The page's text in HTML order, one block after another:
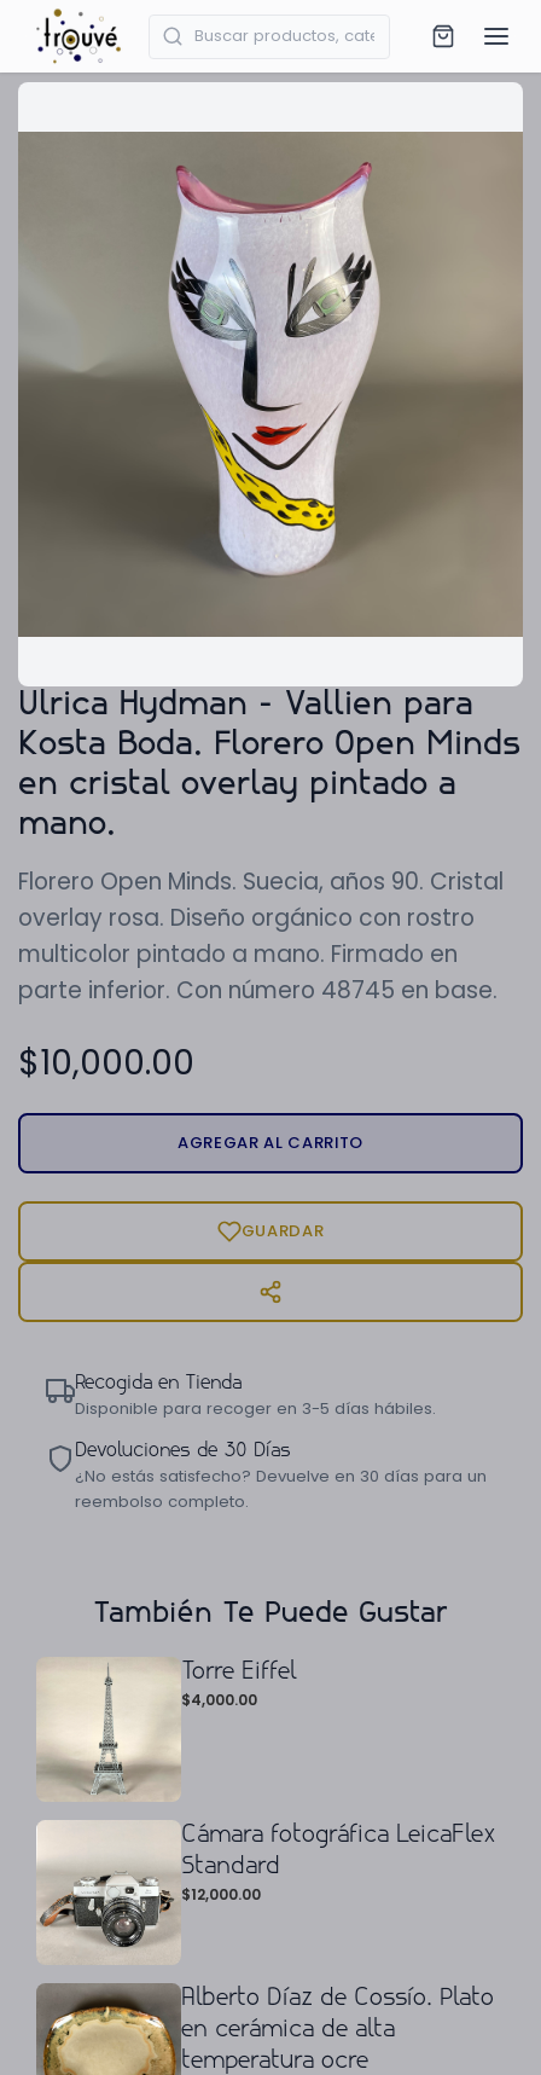
Ulrica Hydman - Vallien para
Kosta Boda. Florero Open Minds
en cristal overlay pintado a
mano.
Florero Open Minds. Suecia, años 90. Cristal
overlay rosa. Diseño orgánico con rostro
multicolor pintado a mano. Firmado en
parte inferior. Con número 48745 en base.
$10,000.00
AGREGAR AL CARRITO
GUARDAR
Recogida en Tienda
Disponible para recoger en 3-5 días hábiles.
Devoluciones de 30 Días
¿No estás satisfecho? Devuelve en 30 días para un
reembolso completo.
También Te Puede Gustar
Torre Eiffel
$4,000.00
Cámara fotográfica LeicaFlex
Standard
$12,000.00
Alberto Díaz de Cossío. Plato
en cerámica de alta
temperatura ocre